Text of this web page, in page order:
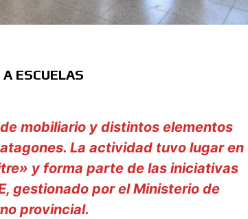
ESCUELAS
mobiliario y distintos elementos
La actividad tuvo lugar en
y forma parte de las iniciativas
gestionado por el Ministerio de
provincial.